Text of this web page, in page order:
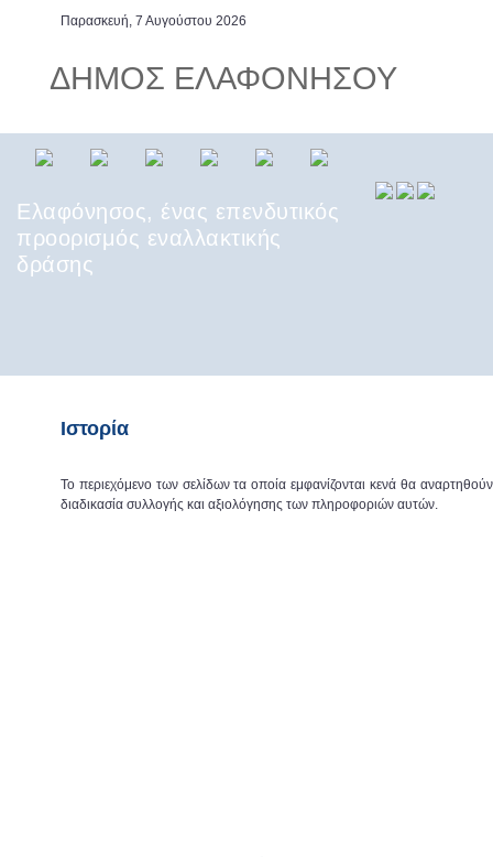
Παρασκευή, 7 Αυγούστου 2026
ΔΗΜΟΣ ΕΛΑΦΟΝΗΣΟΥ
Ελαφόνησος, ένας επενδυτικός
προορισμός εναλλακτικής
δράσης
δείκτες επισκεψιμότητας
Ιστορία
Το περιεχόμενο των σελίδων τα οποία εμφανίζονται κενά θα
διαδικασία συλλογής και αξιολόγησης των πληροφοριών αυτών.